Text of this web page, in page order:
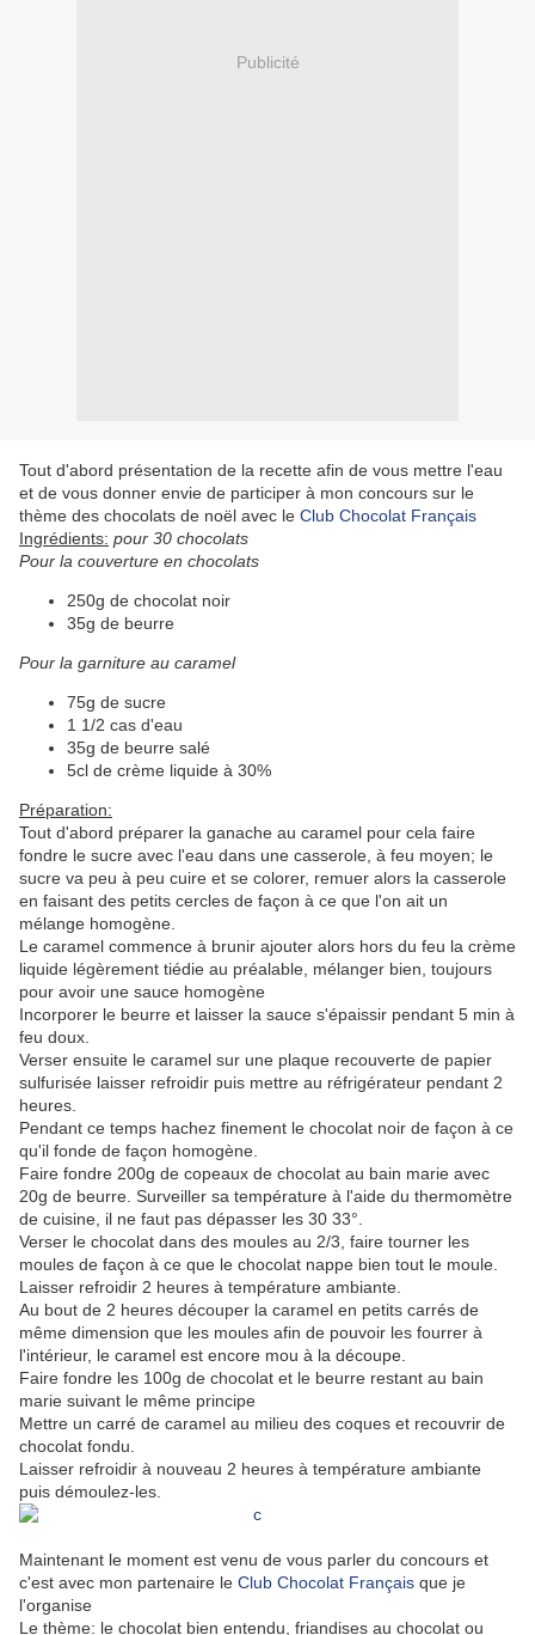
Publicité
Tout d'abord présentation de la recette afin de vous mettre l'eau
et de vous donner envie de participer à mon concours sur le
thème des chocolats de noël avec le Club Chocolat Français
Ingrédients: pour 30 chocolats
Pour la couverture en chocolats
250g de chocolat noir
35g de beurre
Pour la garniture au caramel
75g de sucre
1 1/2 cas d'eau
35g de beurre salé
5cl de crème liquide à 30%
Préparation:
Tout d'abord préparer la ganache au caramel pour cela faire
fondre le sucre avec l'eau dans une casserole, à feu moyen; le
sucre va peu à peu cuire et se colorer, remuer alors la casserole
en faisant des petits cercles de façon à ce que l'on ait un
mélange homogène.
Le caramel commence à brunir ajouter alors hors du feu la crème
liquide légèrement tiédie au préalable, mélanger bien, toujours
pour avoir une sauce homogène
Incorporer le beurre et laisser la sauce s'épaissir pendant 5 min à
feu doux.
Verser ensuite le caramel sur une plaque recouverte de papier
sulfurisée laisser refroidir puis mettre au réfrigérateur pendant 2
heures.
Pendant ce temps hachez finement le chocolat noir de façon à ce
qu'il fonde de façon homogène.
Faire fondre 200g de copeaux de chocolat au bain marie avec
20g de beurre. Surveiller sa température à l'aide du thermomètre
de cuisine, il ne faut pas dépasser les 30 33°.
Verser le chocolat dans des moules au 2/3, faire tourner les
moules de façon à ce que le chocolat nappe bien tout le moule.
Laisser refroidir 2 heures à température ambiante.
Au bout de 2 heures découper la caramel en petits carrés de
même dimension que les moules afin de pouvoir les fourrer à
l'intérieur, le caramel est encore mou à la découpe.
Faire fondre les 100g de chocolat et le beurre restant au bain
marie suivant le même principe
Mettre un carré de caramel au milieu des coques et recouvrir de
chocolat fondu.
Laisser refroidir à nouveau 2 heures à température ambiante
puis démoulez-les.
Maintenant le moment est venu de vous parler du concours et
c'est avec mon partenaire le Club Chocolat Français que je
l'organise
Le thème: le chocolat bien entendu, friandises au chocolat ou